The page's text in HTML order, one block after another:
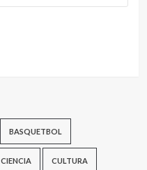
BASQUETBOL
CIENCIA CULTURA